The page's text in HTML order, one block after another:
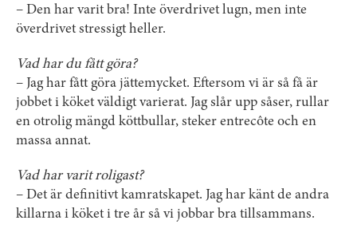
– Den har varit bra! Inte överdrivet lugn, men inte
överdrivet stressigt heller.
Vad har du fått göra?
– Jag har fått göra jättemycket. Eftersom vi är så få är
jobbet i köket väldigt varierat. Jag slår upp såser, rullar
en otrolig mängd köttbullar, steker entrecôte och en
massa annat.
Vad har varit roligast?
– Det är definitivt kamratskapet. Jag har känt de andra
killarna i köket i tre år så vi jobbar bra tillsammans.